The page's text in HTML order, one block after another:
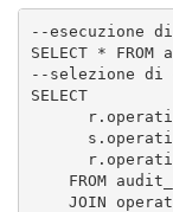
--esecuzione
SELECT *
--selezione di
SELECT
FROM
JOIN